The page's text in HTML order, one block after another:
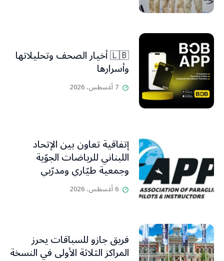
🇱🇧 أخيار الصحف وتحليلاتها
وأسرارها
7 أغسطس، 2026
إتفاقية تعاون بين الإتحاد
اللبناني للرياضات الجوّية
وجمعية طيّاري ومدرّبي
الطيران الشراعي
6 أغسطس، 2026
فريق جازو للسباقات يحرز
المراكز الثلاثة الأولى في النسخة